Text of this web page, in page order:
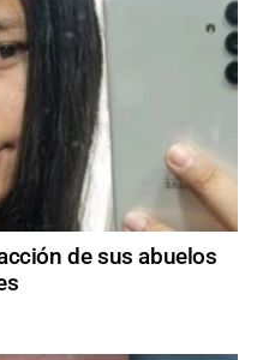
de sus abuelos